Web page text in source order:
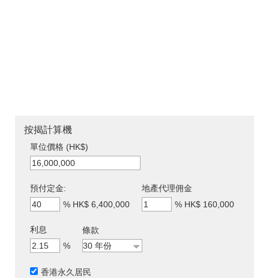
按揭計算機
單位價格 (HK$)
預付定金:
% HK$ 6,400,000
地產代理佣金
% HK$ 160,000
利息
%
條款
香港永久居民